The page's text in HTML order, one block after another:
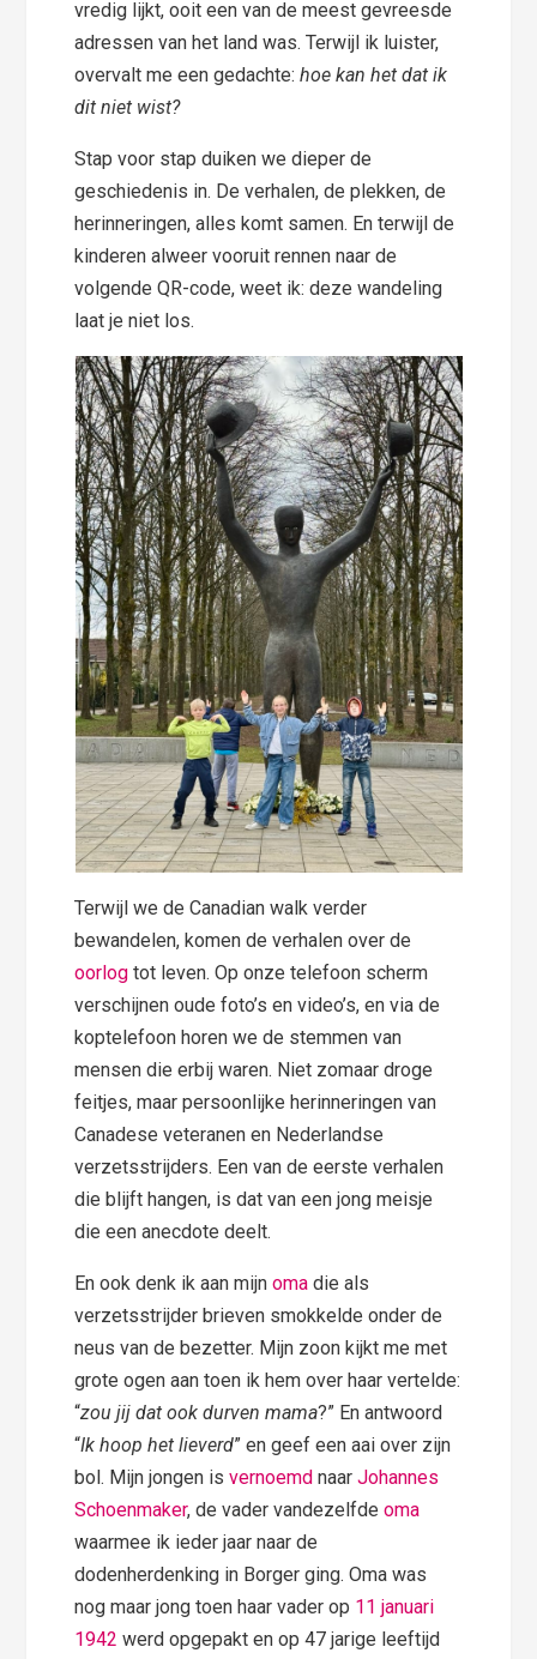
vredig lijkt, ooit een van de meest gevreesde
adressen van het land was. Terwijl ik luister,
overvalt me een gedachte:hoe kan het dat ik
dit niet wist?
Stap voor stap duiken we dieper de
geschiedenis in. De verhalen, de plekken, de
herinneringen, alles komt samen. En terwijl de
kinderen alweer vooruit rennen naar de
volgende QR-code, weet ik: deze wandeling
laat je niet los.
Terwijl we de Canadian walk verder
bewandelen, komen de verhalen over de
oorlog tot leven. Op onze telefoon scherm
verschijnen oude foto’s en video’s, en via de
koptelefoon horen we de stemmen van
mensen die erbij waren. Niet zomaar droge
feitjes, maar persoonlijke herinneringen van
Canadese veteranen en Nederlandse
verzetsstrijders. Een van de eerste verhalen
die blijft hangen, is dat van een jong meisje
die een anecdote deelt.
En ook denk ik aan mijnoma die als
verzetsstrijder brieven smokkelde onder de
neus van de bezetter. Mijn zoon kijkt me met
grote ogen aan toen ik hem over haar vertelde:
“zou jij dat ook durven mama?” En antwoord
“Ik hoop het lieverd” en geef een aai over zijn
bol. Mijn jongen isvernoemd naarJohannes
Schoenmaker, de vader vandezelfdeoma
waarmee ik ieder jaar naar de
dodenherdenking in Borger ging. Oma was
nog maar jong toen haar vader op 11 januari
1942 werd opgepakt en op 47 jarige leeftijd